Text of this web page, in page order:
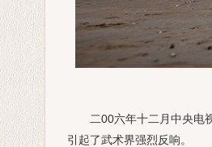
二00六年十二月中央电视
引起了武术界强烈反响。